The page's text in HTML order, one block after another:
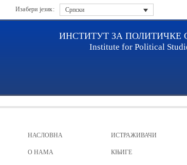
Изабери језик: Српски
ИНСТИТУТ ЗА ПОЛИТИЧКЕ
Institute for Political
НАСЛОВНА
О НАМА
ИСТРАЖИВАЧИ
КЊИГЕ